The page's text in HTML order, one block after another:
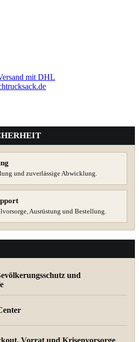
und zuverlässige Abwicklung.
Ausrüstung und Bestellung.
und
Vorrat und Krisenvorsorge